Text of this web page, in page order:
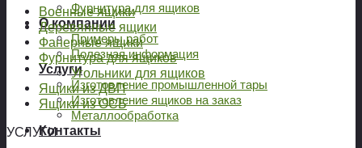
Фурнитура для ящиков
О компании
Примеры работ
Полезная информация
Услуги
Изготовление промышленной тары
Изготовление ящиков на заказ
Металлообработка
Контакты
Военные ящики
Деревянные ящики
Фанерные ящики
Фурнитура для ящиков
Угольники для ящиков
Ящики из ДВП
Ящики из ОСБ
УСЛУГИ